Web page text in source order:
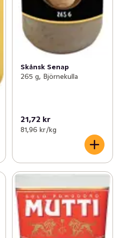
Skånsk Senap
265 g, Björnekulla
21,72 kr
81,96 kr /kg